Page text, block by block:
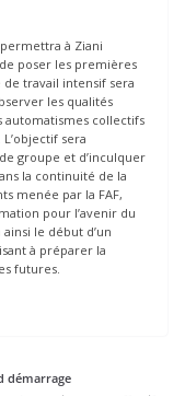
à Ziani
poser les premières
travail intensif sera
les qualités
automatismes collectifs
sera
groupe et d’inculquer
la continuité de la
menée par la FAF,
pour l’avenir du
le début d’un
à préparer la
futures.
démarrage